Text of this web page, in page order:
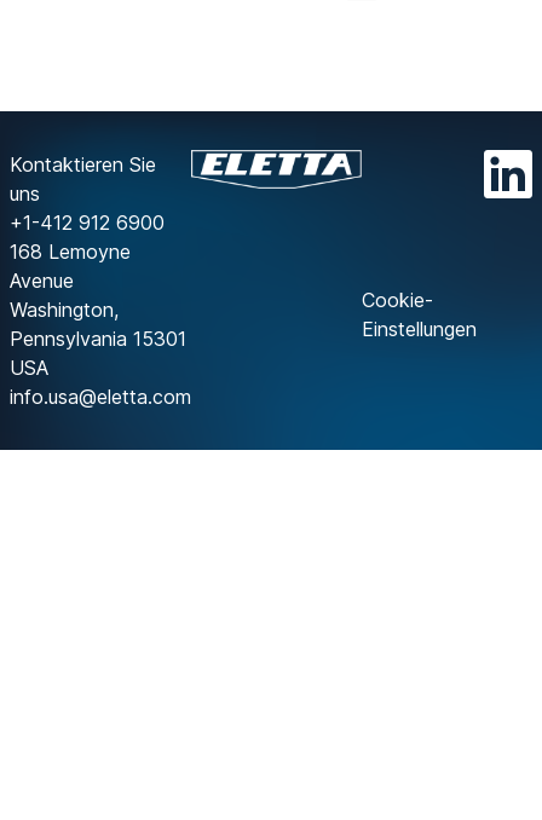
Kontaktieren Sie
uns
+1-412 912 6900
168 Lemoyne
Avenue
Washington,
Pennsylvania 15301
USA
info.usa@eletta.com
Cookie-
Einstellungen